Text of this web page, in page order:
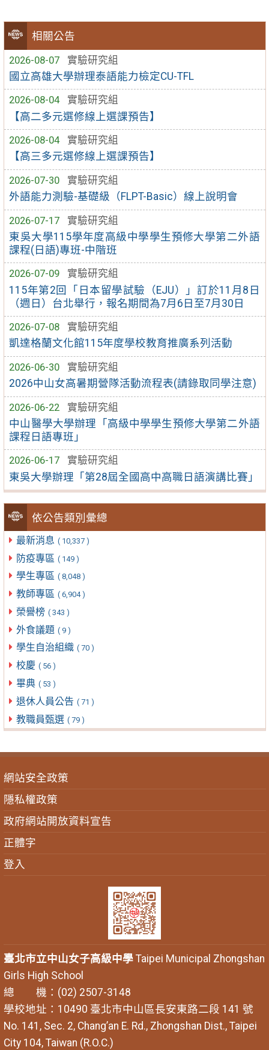
相關公告
2026-08-07
實驗研究組
國立高雄大學辦理泰語能力檢定CU-TFL
2026-08-04
實驗研究組
【高二多元選修線上選課預告】
2026-08-04
實驗研究組
【高三多元選修線上選課預告】
2026-07-30
實驗研究組
外語能力測驗-基礎級（FLPT-Basic）線上說明會
2026-07-17
實驗研究組
東吳大學115學年度高級中學學生預修大學第二外語
課程(日語)專班-中階班
2026-07-09
實驗研究組
115年第2回「日本留學試驗（EJU）」訂於11月8日
（週日）台北舉行，報名期間為7月6日至7月30日
2026-07-08
實驗研究組
凱達格蘭文化館115年度學校教育推廣系列活動
2026-06-30
實驗研究組
2026中山女高暑期營隊活動流程表(請錄取同學注意)
2026-06-22
實驗研究組
中山醫學大學辦理「高級中學學生預修大學第二外語
課程日語專班」
2026-06-17
實驗研究組
東吳大學辦理「第28屆全國高中高職日語演講比賽」
依公告類別彙總
最新消息 ( 10,337 )
防疫專區 ( 149 )
學生專區 ( 8,048 )
教師專區 ( 6,904 )
榮譽榜 ( 343 )
外食議題 ( 9 )
學生自治組織 ( 70 )
校慶 ( 56 )
畢典 ( 53 )
退休人員公告 ( 71 )
教職員甄選 ( 79 )
網站安全政策
隱私權政策
政府網站開放資料宣告
正體字
登入
臺北市立中山女子高級中學Taipei Municipal Zhongshan
Girls High School
總 機：(02) 2507-3148
學校地址：10490 臺北市中山區長安東路二段 141 號
No. 141, Sec. 2, Chang’an E. Rd., Zhongshan Dist., Taipei
City 104, Taiwan (R.O.C.)